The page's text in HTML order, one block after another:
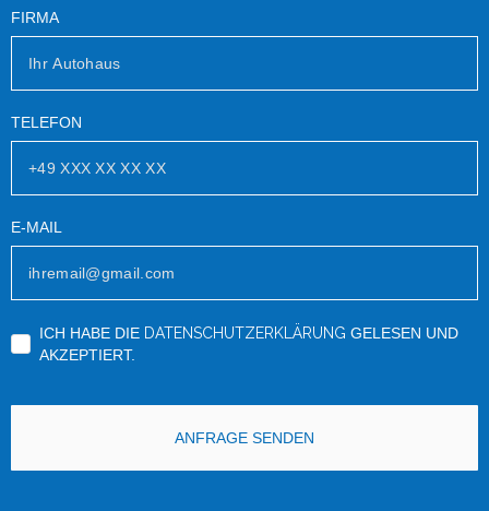
FIRMA
TELEFON
E-MAIL
ICH HABE DIE DATENSCHUTZERKLÄRUNG GELESEN UND
AKZEPTIERT.
ANFRAGE SENDEN